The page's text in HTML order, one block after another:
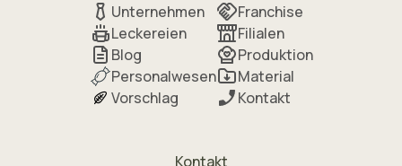
Unternehmen
Leckereien
Blog
Personalwesen
Vorschlag
Franchise
Filialen
Produktion
Material
Kontakt
Kontakt